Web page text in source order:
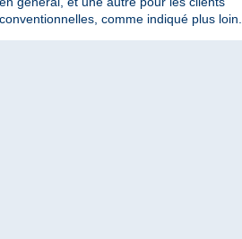
conventionnelles, comme indiqué plus loin.